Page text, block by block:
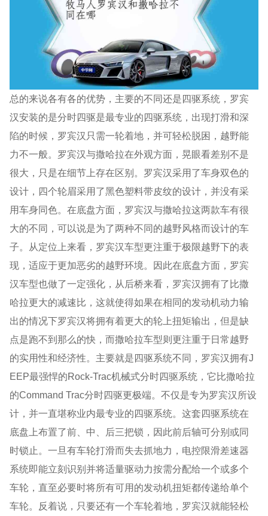
总的来说各有各的优势，主要的不同还是四驱系统，罗宾
汉安装的是分时四驱是最专业的四驱系统，出现打滑和深
陷的时候，罗宾汉只需一轮着地，并可轻松脱困，越野能
力不一般。罗宾汉与撒哈拉在外观方面，晃眼看差别不是
很大，只是在细节上存在区别。罗宾汉采用了车身双色的
设计，四个轮眉采用了黑色塑料带皮纹的设计，并没有采
用车身同色。在底盘方面，罗宾汉与撒哈拉这两款车有很
大的不同，可以说是为了两种不同的越野风格而设计的车
子。从定位上来看，罗宾汉车型更注重于极限越野下的表
现，适应于更加恶劣的越野环境。因此在底盘方面，罗宾
汉车型也做了一定强化，从后桥来看，罗宾汉拥有了比撒
哈拉更大的减速比，这就使得如果在相同的发动机动力输
出的情况下罗宾汉将拥有着更大的轮上扭矩输出，但是缺
点是跑不到那么的快，而撒哈拉车型则更注重于日常越野
的实用性和经济性。主要就是四驱系统不同，罗宾汉拥有J
EEP最强悍的Rock-Trac机械式分时四驱系统，它比撒哈拉
的Command Trac分时四驱更极端。不仅是专为罗宾汉所设
计，并一直堪称业内最专业的四驱系统。这套四驱系统在
底盘上布置了前、中、后三把锁，因此前后轴可分别或同
时锁止。一旦有车轮打滑而失去抓地力，电控限滑差速器
系统即能立刻识别并将适量驱动力按需分配给一个或多个
车轮，直至必要时将所有可用的发动机扭矩都传递给单个
车轮。反着说，只要还有一个车轮着地，罗宾汉就能轻松